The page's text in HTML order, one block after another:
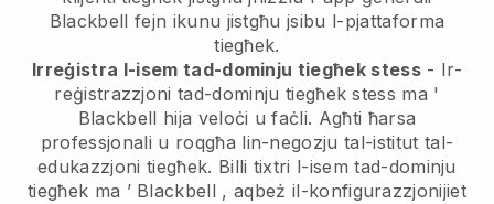
Blackbell fejn ikunu jistgħu jsibu l-pjattaforma
tiegħek.
Irreġistra l-isem tad-dominju tiegħek stess- Ir-
reġistrazzjoni tad-dominju tiegħek stess ma '
Blackbell hija veloċi u faċli. Agħti ħarsa
professjonali u roqgħa lin-negozju tal-istitut tal-
edukazzjoni tiegħek. Billi tixtri l-isem tad-dominju
tiegħek ma ’ Blackbell , aqbeż il-konfigurazzjonijiet